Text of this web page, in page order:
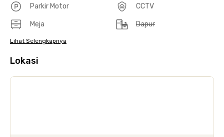
Parkir Motor CCTV
Meja Dapur
Lihat Selengkapnya
Lokasi